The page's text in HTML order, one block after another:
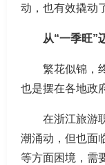
动，也有效撬动
从“一季旺”
繁花似锦，
也是摆在各地政
在浙江旅游
潮涌动，但也面
等方面困境，需